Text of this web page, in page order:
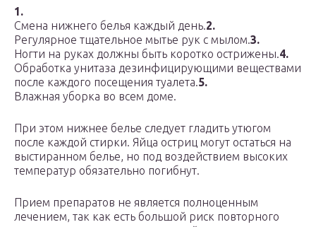
1.
Смена нижнего белья каждый день.2.
Регулярное тщательное мытье рук с мылом.3.
Ногти на руках должны быть коротко острижены.4.
Обработка унитаза дезинфицирующими веществами
после каждого посещения туалета.5.
Влажная уборка во всем доме.
При этом нижнее белье следует гладить утюгом
после каждой стирки. Яйца остриц могут остаться на
выстиранном белье, но под воздействием высоких
температур обязательно погибнут.
Прием препаратов не является полноценным
лечением, так как есть большой риск повторного